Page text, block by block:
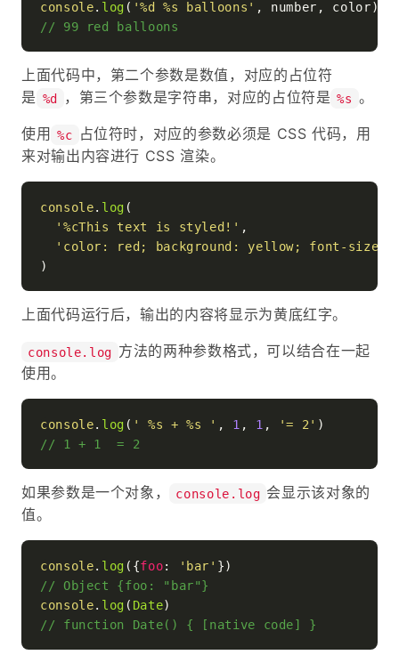
console. log ( '%d %s balloons'
// 99 red balloons
上面代码中，第二个参数是数值，对应的占位符
是 %d ，第三个参数是字符串，对应的占位符是 %s 。
使用 %c
占位符时，对应的参数必须是 CSS 代码，用
来对输出内容进行 CSS 渲染。
console. log (
'%cThis text is styled!' ,
'color: red; background: yellow; font-size:
上面代码运行后，输出的内容将显示为黄底红字。
console.log 方法的两种参数格式，可以结合在一起
使用。
console. log ( ' %s + %s ' , 1 , 1 , '= 2'
// 1 + 1  = 2
如果参数是一个对象， console.log 会显示该对象的
值。
console. log ({foo: 'bar'
// Object {foo: "bar"}
console. log ( Date
// function Date() { [native code] }